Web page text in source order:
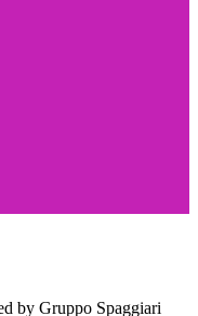
by Gruppo Spaggiari